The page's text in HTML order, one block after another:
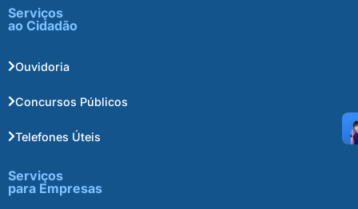
Serviços
ao Cidadão
Ouvidoria
Concursos Públicos
Telefones Úteis
Serviços
para Empresas